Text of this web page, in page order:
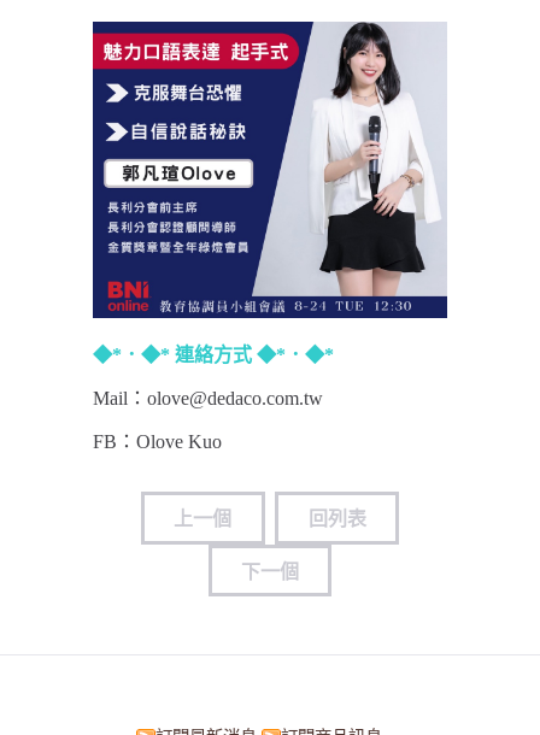
◆*．◆* 連絡方式 ◆*．◆*
Mail：olove@dedaco.com.tw
FB： Olove Kuo
上一個
回列表
下一個